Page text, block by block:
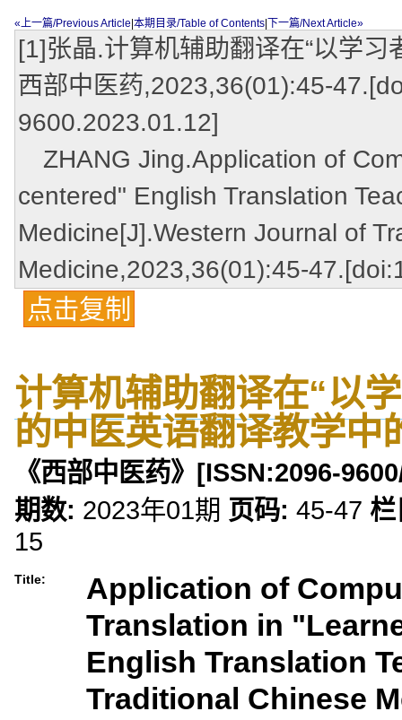
«上一篇/Previous Article 本期目录/Table of Contents 下一篇/Next Article»
[1]张晶.计算机辅助翻译在“以学
西部中医药,2023,36(01):45-
9600.2023.01.12]
ZHANG Jing.Application of
centered" English Translation
Medicine[J].Western Journal of
Medicine,2023,36(01):45-
点击复制
计算机辅助翻译在“以
的中医英语翻译教学中
《西部中医药》 [ISSN:2096-9600
期数: 2023年01期 页码: 45-47
15
Title:
Application of
Translation in
English Translation
Traditional Chinese